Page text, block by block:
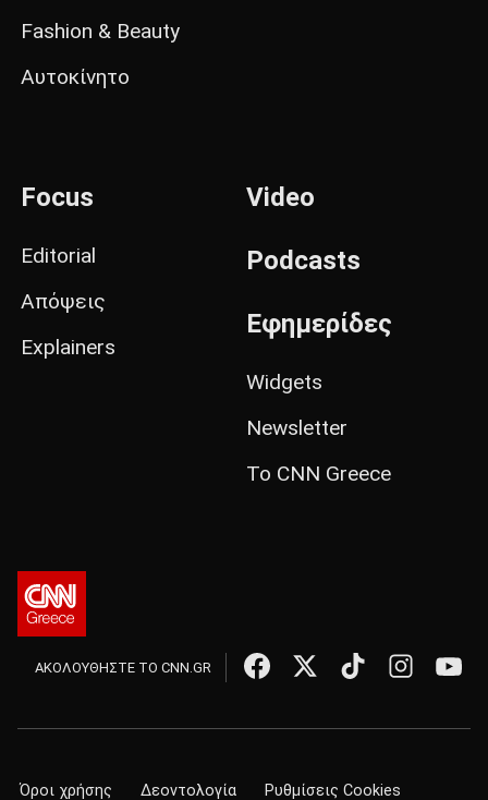
Fashion & Beauty
Αυτοκίνητο
Focus
Editorial
Απόψεις
Explainers
Video
Podcasts
Εφημερίδες
Widgets
Newsletter
Το CNN Greece
ΑΚΟΛΟΥΘΗΣΤΕ ΤΟ CNN.GR
Όροι χρήσης Δεοντολογία Ρυθμίσεις Cookies